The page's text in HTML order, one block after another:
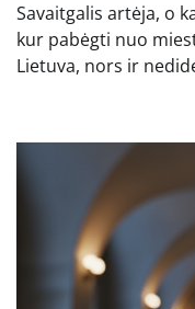
Savaitgalis artėja, o
kur pabėgti nuo
Lietuva, nors ir